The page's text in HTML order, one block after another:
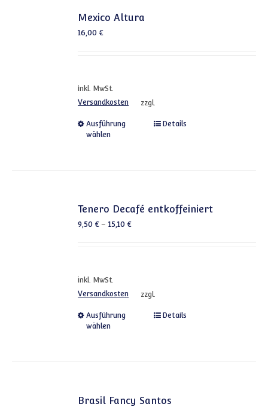
Mexico Altura
16,00€
inkl. MwSt.
zzgl.
Versandkosten
Ausführung
wählen
Dieses Produkt weist
Details
Tenero Decafé entkoffeiniert
9,50€–15,10€
inkl. MwSt.
zzgl.
Versandkosten
Ausführung
wählen
Dieses Produkt weist
Details
Brasil Fancy Santos